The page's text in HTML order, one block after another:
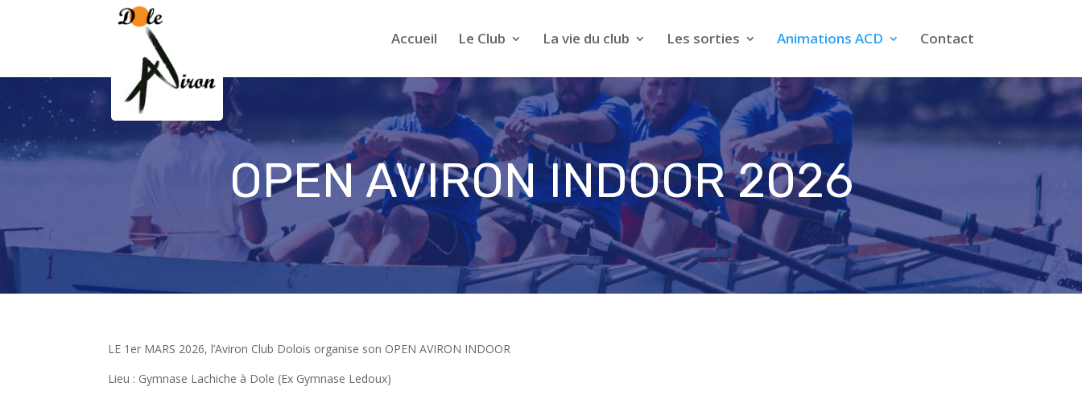
Accueil Le Club La vie du club Les sorties Animations ACD Contact
OPEN AVIRON INDOOR 2026
LE 1er MARS 2026, l’Aviron Club Dolois organise son OPEN AVIRON INDOOR
Lieu : Gymnase Lachiche à Dole (Ex Gymnase Ledoux)